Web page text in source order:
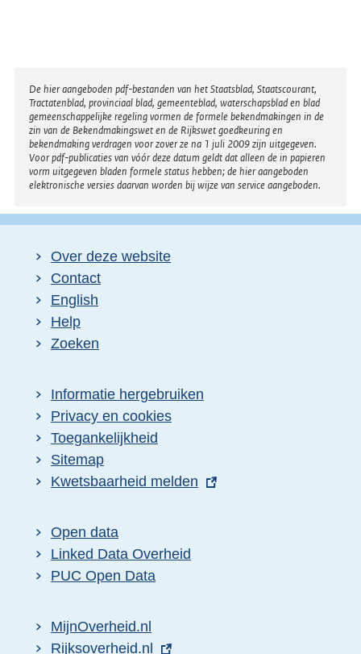
Disclaimer
De hier aangeboden pdf-bestanden van het Staatsblad, Staatscourant,
Tractatenblad, provinciaal blad, gemeenteblad, waterschapsblad en blad
gemeenschappelijke regeling vormen de formele bekendmakingen in de
zin van de Bekendmakingswet en de Rijkswet goedkeuring en
bekendmaking verdragen voor zover ze na 1 juli 2009 zijn uitgegeven.
Voor pdf-publicaties van vóór deze datum geldt dat alleen de in papieren
vorm uitgegeven bladen formele status hebben; de hier aangeboden
elektronische versies daarvan worden bij wijze van service aangeboden.
Over deze website
Contact
English
Help
Zoeken
Informatie hergebruiken
Privacy en cookies
Toegankelijkheid
Sitemap
E
t
e
r
l
Kwetsbaarheid melden
Open data
Linked Data Overheid
PUC Open Data
MijnOverheid.nl
E
Rijksoverheid.nl